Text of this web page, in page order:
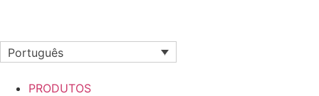
Português
PRODUTOS